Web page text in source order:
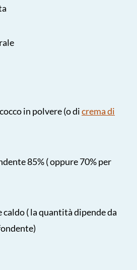
in polvere (o dicrema di
85% ( oppure 70% per
caldo ( la quantità dipende da